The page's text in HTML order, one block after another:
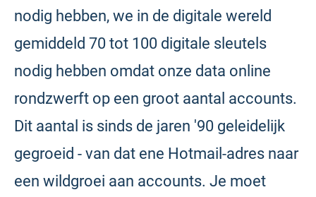
nodig hebben, we in de digitale wereld
gemiddeld 70 tot 100 digitale sleutels
nodig hebben omdat onze data online
rondzwerft op een groot aantal accounts.
Dit aantal is sinds de jaren '90 geleidelijk
gegroeid - van dat ene Hotmail-adres naar
een wildgroei aan accounts. Je moet